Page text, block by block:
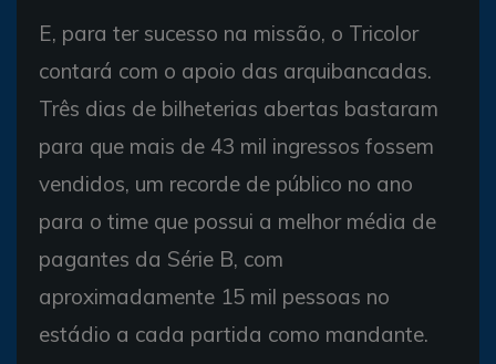
E, para ter sucesso na missão, o Tricolor
contará com o apoio das arquibancadas.
Três dias de bilheterias abertas bastaram
para que mais de 43 mil ingressos fossem
vendidos, um recorde de público no ano
para o time que possui a melhor média de
pagantes da Série B, com
aproximadamente 15 mil pessoas no
estádio a cada partida como mandante.